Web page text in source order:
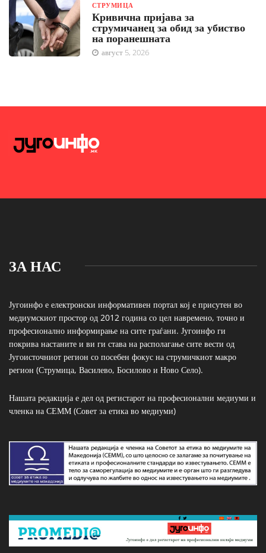
СТРУМИЦА
Кривична пријава за
струмичанец за обид за убиство
на поранешната
август 5, 2026
ЗА НАС
Југоинфо е електронски информативен портал кој е присутен во
медиумскиот простор од 2012 година со цел навремено, точно и
професионално информирање на сите граѓани. Југоинфо ги
покрива настаните и ви ги става на располагање сите вести од
Југоисточниот регион со посебен фокус на струмичкиот макро
регион (Струмица, Василево, Босилово и Ново Село).
Нашата редакција е дел од регистарот на професионални медиуми и
членка на СЕММ (Совет за етика во медиуми)